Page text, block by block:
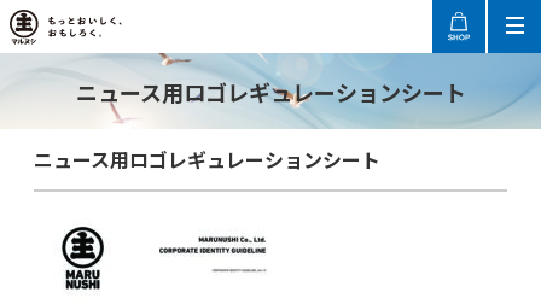
ニュース用ロゴレギュレーションシート
ニュース用ロゴレギュレーションシート